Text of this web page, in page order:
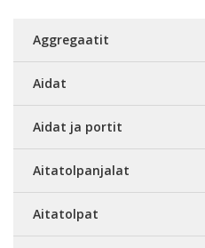
Aggregaatit
Aidat
Aidat ja portit
Aitatolpanjalat
Aitatolpat